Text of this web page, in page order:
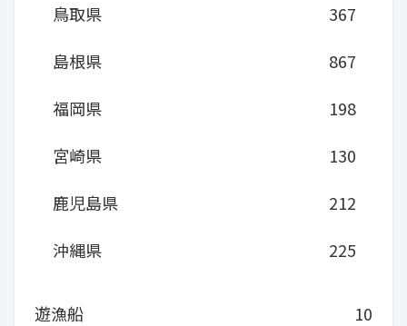
鳥取県
367
島根県
867
福岡県
198
宮崎県
130
鹿児島県
212
沖縄県
225
遊漁船
10